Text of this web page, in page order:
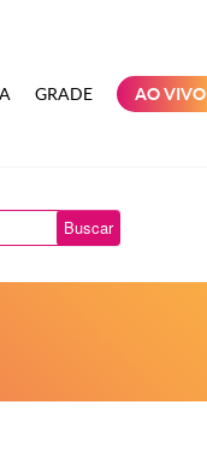
GRADE AO VIVO
Buscar